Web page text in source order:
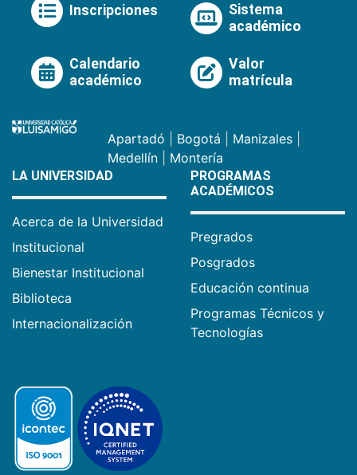
Inscripciones
Sistema
académico
Calendario
académico
Valor
matrícula
Apartadó Bogotá Manizales
Medellín
Montería
LA UNIVERSIDAD
Acerca de la Universidad
Institucional
Bienestar Institucional
Biblioteca
Internacionalización
PROGRAMAS
ACADÉMICOS
Pregrados
Posgrados
Educación continua
Programas Técnicos y
Tecnologías